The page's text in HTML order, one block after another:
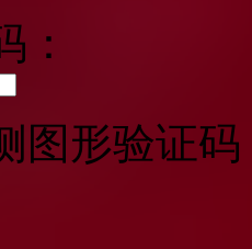
：
图形验证码